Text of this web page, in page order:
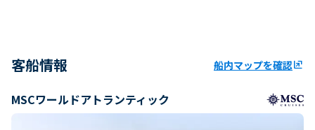
客船情報 船内マップを確認ungroup
MSCワールドアトランティック